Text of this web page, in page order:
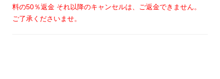
料の50％返金 それ以降のキャンセルは、ご返金できません。
ご了承くださいませ。